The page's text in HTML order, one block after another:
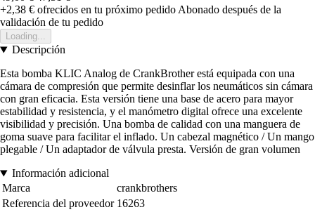
+2,38 € ofrecidos en tu próximo pedido Abonado después de la
validación de tu pedido
Loading...
Descripción
Esta bomba KLIC Analog de CrankBrother está equipada con una
cámara de compresión que permite desinflar los neumáticos sin cámara
con gran eficacia. Esta versión tiene una base de acero para mayor
estabilidad y resistencia, y el manómetro digital ofrece una excelente
visibilidad y precisión. Una bomba de calidad con una manguera de
goma suave para facilitar el inflado. Un cabezal magnético / Un mango
plegable / Un adaptador de válvula presta. Versión de gran volumen
Información adicional
Marca
crankbrothers
Referencia del proveedor 16263